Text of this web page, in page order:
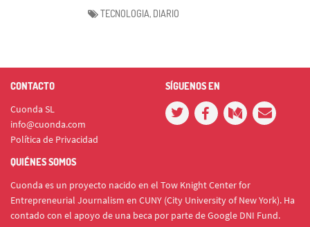
TECNOLOGIA, DIARIO
CONTACTO
Cuonda SL
info@cuonda.com
Política de Privacidad
SÍGUENOS EN
QUIÉNES SOMOS
Cuonda es un proyecto nacido en el Tow Knight Center for
Entrepreneurial Journalism en CUNY (City University of New York). Ha
contado con el apoyo de una beca por parte de Google DNI Fund.